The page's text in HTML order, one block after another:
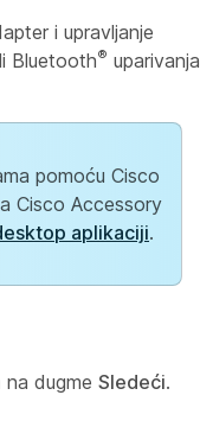
i upravljanje
Bluetooth® uparivanja
pomoću Cisco
Cisco Accessory
aplikaciji.
na dugme Sledeći.